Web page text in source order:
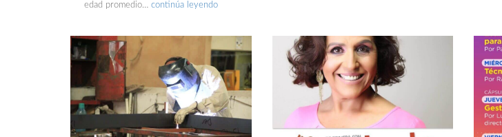
edad promedio… continúa leyendo